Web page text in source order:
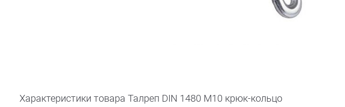
Характеристики товара Талреп DIN 1480 М10 крюк-кольцо